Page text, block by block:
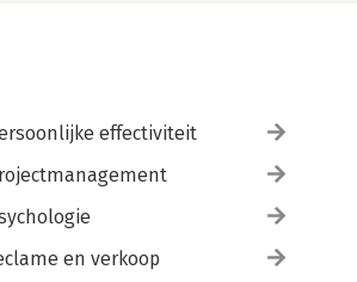
effectiviteit
en verkoop